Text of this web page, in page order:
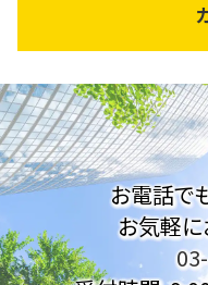
お電話で
お気軽